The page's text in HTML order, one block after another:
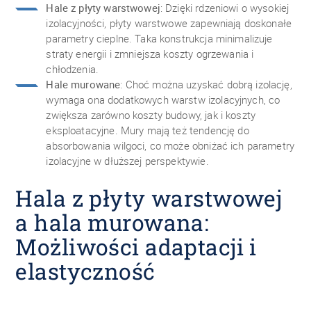
Hale z płyty warstwowej: Dzięki rdzeniowi o wysokiej
izolacyjności, płyty warstwowe zapewniają doskonałe
parametry cieplne. Taka konstrukcja minimalizuje
straty energii i zmniejsza koszty ogrzewania i
chłodzenia.
Hale murowane: Choć można uzyskać dobrą izolację,
wymaga ona dodatkowych warstw izolacyjnych, co
zwiększa zarówno koszty budowy, jak i koszty
eksploatacyjne. Mury mają też tendencję do
absorbowania wilgoci, co może obniżać ich parametry
izolacyjne w dłuższej perspektywie.
Hala z płyty warstwowej
a hala murowana:
Możliwości adaptacji i
elastyczność